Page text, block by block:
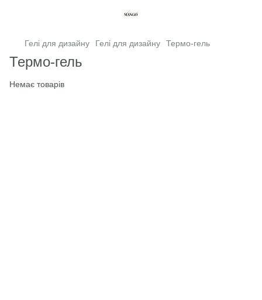
Гелі для дизайну Гелі для дизайну Термо-гель
Термо-гель
Немає товарів